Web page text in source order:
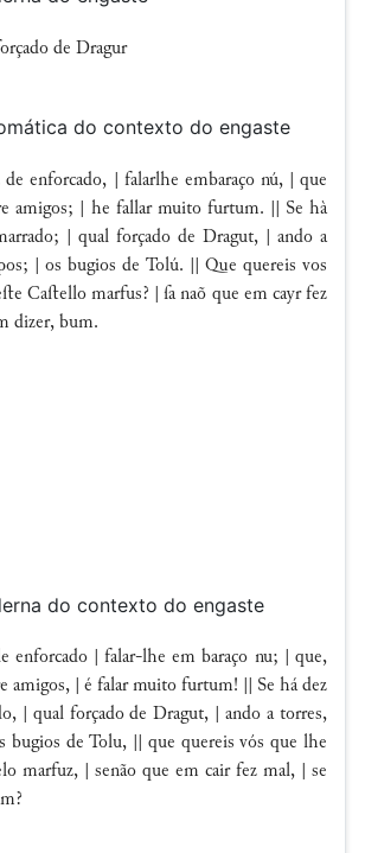
de Dragur
do contexto do engaste
enforcado, | falarlhe embaraço nú, | que
amigos; | he fallar muito furtum. || Se hà
| qual forçado de Dragut, | ando a
| os bugios de Tolú. || Que quereis vos
Caﬅello marfus? | ſa naõ que em cayr fez
dizer, bum.
do contexto do engaste
enforcado | falar-lhe em baraço nu; | que,
amigos, | é falar muito furtum! || Se há dez
| qual forçado de Dragut, | ando a torres,
bugios de Tolu, || que quereis vós que lhe
marfuz, | senão que em cair fez mal, | se